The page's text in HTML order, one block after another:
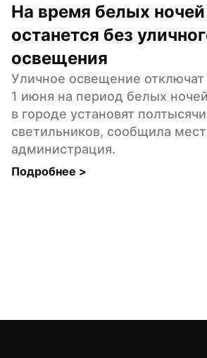
На время белых
останется без
освещения
Уличное освещение отключат
1 июня на период белых
в городе установят
светильников, сообщила
администрация.
Подробнее >